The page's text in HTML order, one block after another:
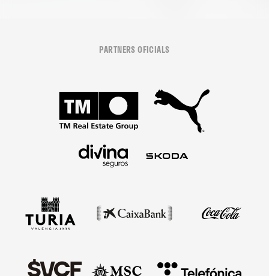
PARTNERS OFICIALS